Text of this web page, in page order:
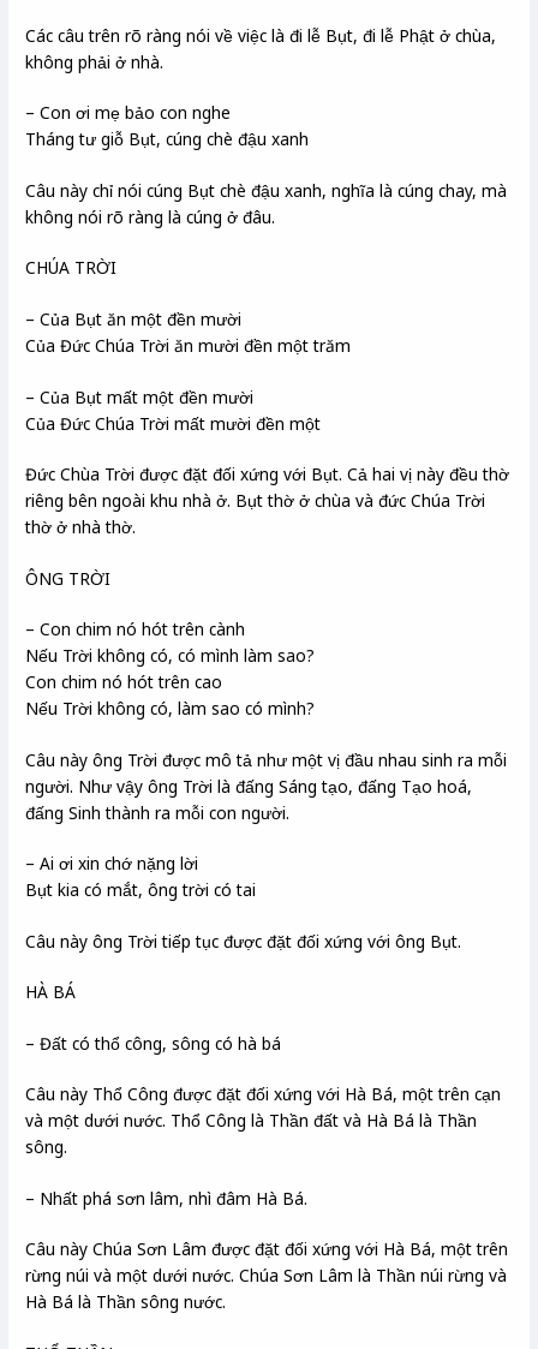
Các câu trên rõ ràng nói về việc là đi lễ Bụt, đi lễ Phật ở chùa,
không phải ở nhà.
– Con ơi mẹ bảo con nghe
Tháng tư giỗ Bụt, cúng chè đậu xanh
Câu này chỉ nói cúng Bụt chè đậu xanh, nghĩa là cúng chay, mà
không nói rõ ràng là cúng ở đâu.
CHÚA TRỜI
– Của Bụt ăn một đền mười
Của Đức Chúa Trời ăn mười đền một trăm
– Của Bụt mất một đền mười
Của Đức Chúa Trời mất mười đền một
Đức Chùa Trời được đặt đối xứng với Bụt. Cả hai vị này đều thờ
riêng bên ngoài khu nhà ở. Bụt thờ ở chùa và đức Chúa Trời
thờ ở nhà thờ.
ÔNG TRỜI
– Con chim nó hót trên cành
Nếu Trời không có, có mình làm sao?
Con chim nó hót trên cao
Nếu Trời không có, làm sao có mình?
Câu này ông Trời được mô tả như một vị đầu nhau sinh ra mỗi
người. Như vậy ông Trời là đấng Sáng tạo, đấng Tạo hoá,
đấng Sinh thành ra mỗi con người.
– Ai ơi xin chớ nặng lời
Bụt kia có mắt, ông trời có tai
Câu này ông Trời tiếp tục được đặt đối xứng với ông Bụt.
HÀ BÁ
– Đất có thổ công, sông có hà bá
Câu này Thổ Công được đặt đối xứng với Hà Bá, một trên cạn
và một dưới nước. Thổ Công là Thần đất và Hà Bá là Thần
sông.
– Nhất phá sơn lâm, nhì đâm Hà Bá.
Câu này Chúa Sơn Lâm được đặt đối xứng với Hà Bá, một trên
rừng núi và một dưới nước. Chúa Sơn Lâm là Thần núi rừng và
Hà Bá là Thần sông nước.